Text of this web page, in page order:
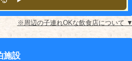
※周辺の子連れOKな飲食店について ▼
施設